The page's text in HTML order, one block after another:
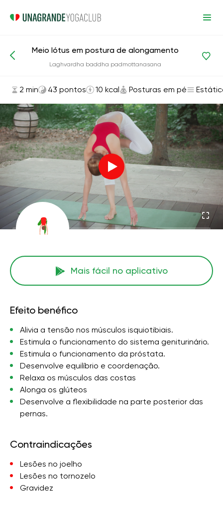
Asanas e exercícios Posturas em pé
Meio lótus em postura de alongamento
Laghvardha baddha padmottanasana
2 min 43 pontos 10 kcal Posturas em pé
Mais fácil no aplicativo
Efeito benéfico
Alivia a tensão nos músculos isquiotibiais.
Estimula o funcionamento do sistema geniturinário.
Estimula o funcionamento da próstata.
Desenvolve equilíbrio e coordenação.
Relaxa os músculos das costas
Alonga os glúteos
Desenvolve a flexibilidade na parte posterior das
pernas.
Contraindicações
Lesões no joelho
Lesões no tornozelo
Gravidez